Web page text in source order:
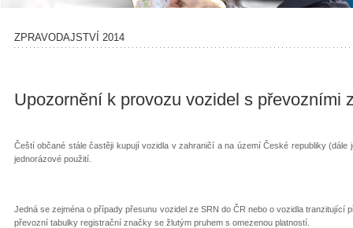
ZPRAVODAJSTVÍ 2014
Upozornění k provozu vozidel s převozními
Čeští občané stále častěji kupují vozidla v zahraničí a na území České republiky
jednorázové použití.
Jedná se zejména o případy přesunu vozidel ze SRN do ČR nebo o vozidla tranzitující
převozní tabulky registrační značky se žlutým pruhem s omezenou platností.